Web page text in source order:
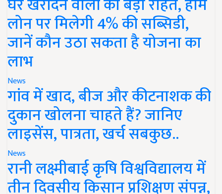
लोन पर मिलेगी 4% की सब्सिडी,
जानें कौन उठा सकता है योजना का
लाभ
News
गांव में खाद, बीज और कीटनाशक की
दुकान खोलना चाहते हैं? जानिए
लाइसेंस, पात्रता, खर्च सबकुछ..
News
रानी लक्ष्मीबाई कृषि विश्वविद्यालय में
तीन दिवसीय किसान प्रशिक्षण संपन्न,